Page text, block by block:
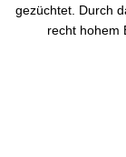
gezüchtet. Durch
recht hohem